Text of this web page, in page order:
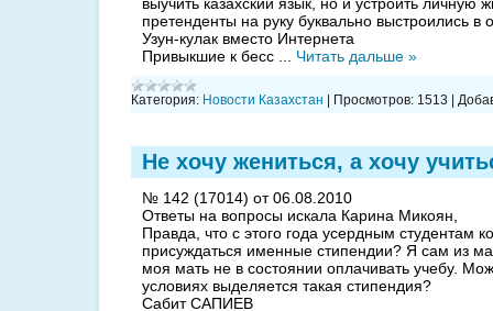
претенденты на руку буквально выстроились в
Узун-кулак вместо Интернета
Привыкшие к бесс
Читать дальше »
Категория: Новости Казахстан | Просмотров: 1513 |
Не хочу жениться, а хочу
№ 142 (17014) от 06.08.2010
Ответы на вопросы искала Карина Микоян,
Правда, что с этого года усердным студентам
присуждаться именные стипендии? Я сам из
моя мать не в состоянии оплачивать учебу.
условиях выделяется такая стипендия?
Сабит САПИЕВ